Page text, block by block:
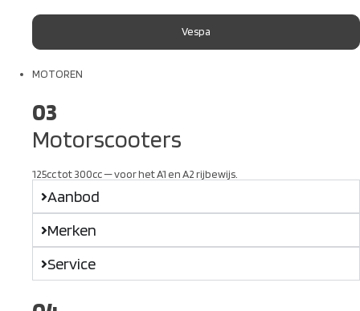
Vespa
MOTOREN
03
Motorscooters
125cc tot 300cc — voor het A1 en A2 rijbewijs.
Aanbod
Merken
Service